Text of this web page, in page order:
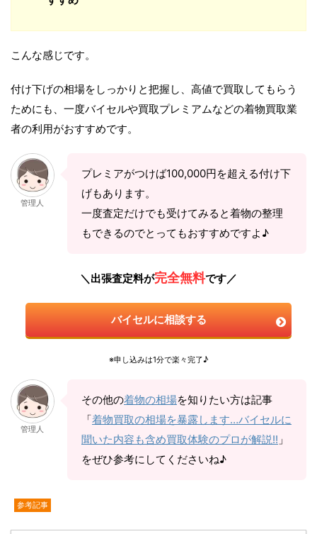
こんな感じです。
付け下げの相場をしっかりと把握し、高値で買取してもらう
ためにも、一度バイセルや買取プレミアムなどの着物買取業
者の利用がおすすめです。
管理人
プレミアがつけば100,000円を超える付け下
げもあります。
一度査定だけでも受けてみると着物の整理
もできるのでとってもおすすめですよ♪
＼出張査定料が完全無料です／
バイセルに相談する
※申し込みは1分で楽々完了♪
管理人
その他の着物の相場を知りたい方は記事
「着物買取の相場を暴露します…バイセルに
聞いた内容も含め買取体験のプロが解説!! 」
をぜひ参考にしてくださいね♪
参考記事